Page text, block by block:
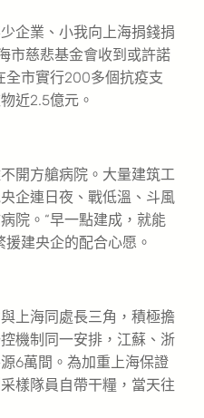
業、小我向上海捐錢捐
市慈悲基金會收到或許諾
全市實行200多個抗疫支
近2.5億元。
方艙病院。大量建筑工
企連日夜、戰低溫、斗風
院。“早一點建成，就能
建央企的配合心愿。
海同處長三角，積極擔
機制同一安排，江蘇、浙
6萬間。為加重上海保證
樣隊員自帶干糧，當天往